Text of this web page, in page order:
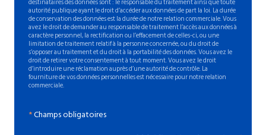
destinataires des données sont : le responsable du traitement ainsi que toute
autorité publique ayant le droit d’accéder aux données de part la loi. La durée
de conservation des données est la durée de notre relation commerciale. Vous
avez le droit de demander au responsable de traitement l’accès aux données à
caractère personnel, la rectification ou l’effacement de celles-ci, ou une
limitation de traitement relatif à la personne concernée, ou du droit de
s’opposer au traitement et du droit à la portabilité des données. Vous avez le
droit de retirer votre consentement à tout moment. Vous avez le droit
d’introduire une réclamation auprès d’une autorité de contrôle. La
fourniture de vos données personnelles est nécessaire pour notre relation
commerciale.
*Champs obligatoires